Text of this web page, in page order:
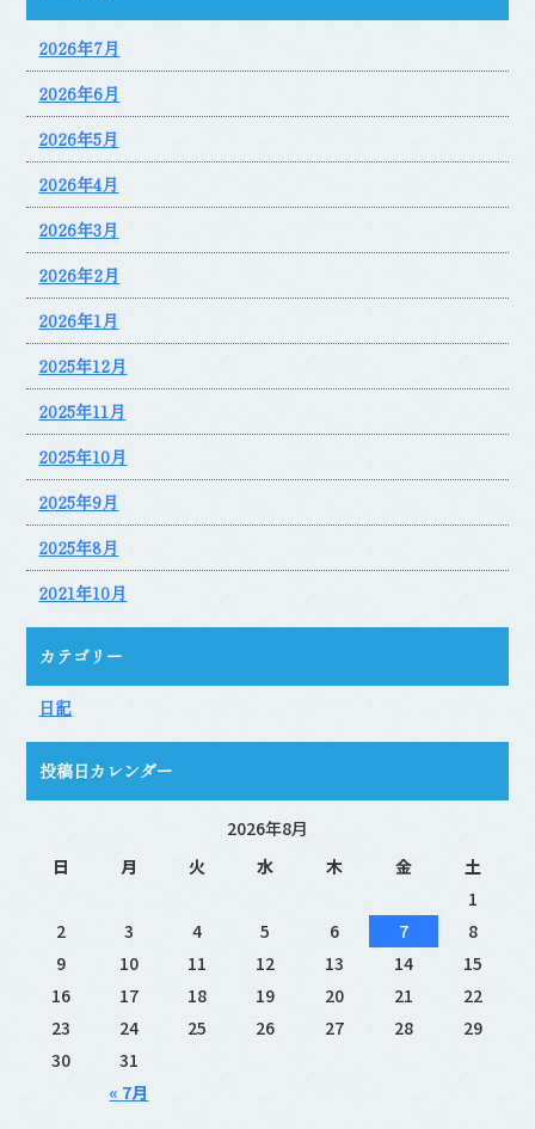
2026年7月
2026年6月
2026年5月
2026年4月
2026年3月
2026年2月
2026年1月
2025年12月
2025年11月
2025年10月
2025年9月
2025年8月
2021年10月
カテゴリー
日記
投稿日カレンダー
2026年8月
日
月 火 水 木 金 土
« 7月
1
2
3 4 5 6 7
8
9
10 11 12 13 14
15
16
17 18 19 20 21
22
23
24 25 26 27 28
29
30
31